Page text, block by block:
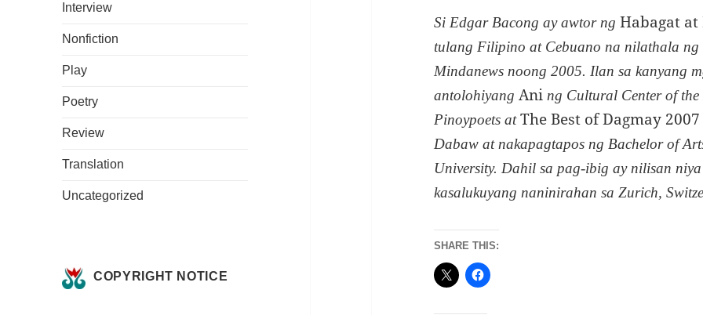
Interview
Nonfiction
Play
Poetry
Review
Translation
Uncategorized
COPYRIGHT NOTICE
Si Edgar Bacong ay awtor ng Habagat at
tulang Filipino at Cebuano na nilathala
Mindanews noong 2005. Ilan sa kanyang
antolohiyang Aning Cultural Center of
Pinoypoets atThe Best of Dagmay
Dabaw at nakapagtapos ng Bachelor of
University. Dahil sa pag-ibig ay nilisan
kasalukuyang naninirahan sa Zurich,
SHARE THIS: